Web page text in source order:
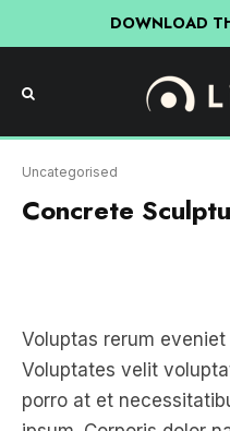
DOWNLOAD
Uncategorised
Concrete
Voluptas rerum
Voluptates velit
porro at et